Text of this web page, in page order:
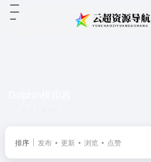
排序 发布 更新 浏览 点赞